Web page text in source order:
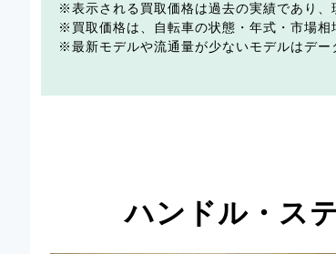
表示される買取価格は過去の実績であり
買取価格は、自転車の状態・年式・市場
最新モデルや流通量が少ないモデルはデー
ハンドル・ス